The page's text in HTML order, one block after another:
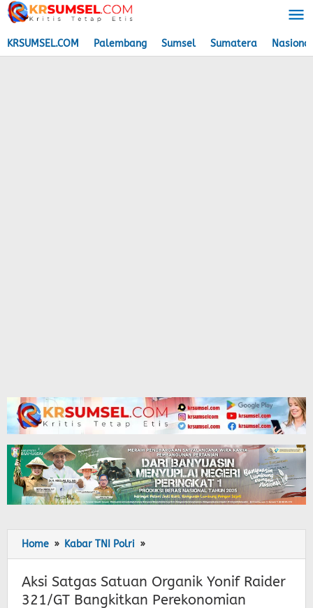
Lewati
ke
konten
KRSUMSEL.COM Palembang Sumsel Sumatera Nasional
Home » Kabar TNI Polri »
Satgas
Organik
Yonif
Aksi Satgas Satuan Organik Yonif Raider
321/GT Bangkitkan Perekonomian